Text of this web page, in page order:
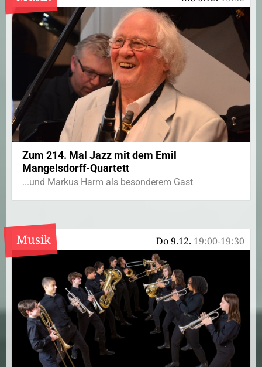
Zum 214. Mal Jazz mit dem Emil
Mangelsdorff-Quartett
...und Markus Harm als besonderem Gast
Do 9.12. 19:00-19:30
Musik